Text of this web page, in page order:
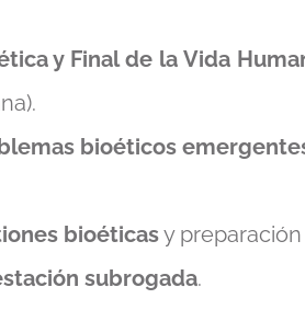
y Final de la Vida
bioéticos
bioéticasy
subrogada.